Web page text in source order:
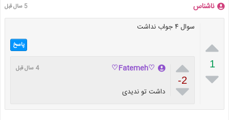
ناشناس 5 سال قبل

1

سوال ۴ جواب نداشت
پاسخ

-2

♡Fatemeh♡ 4 سال قبل
داشت تو ندیدی